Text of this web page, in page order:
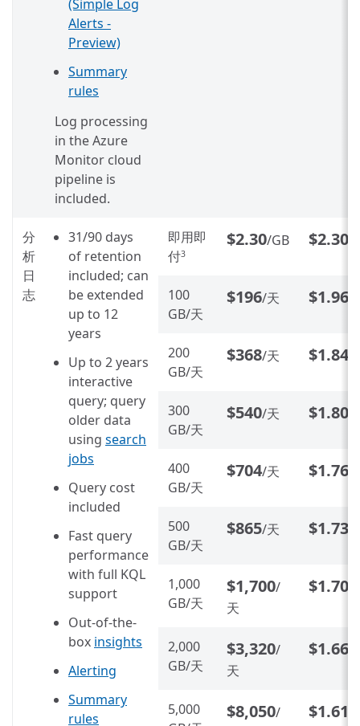
(Simple Log
Alerts -
Preview)
Summary
rules
Log processing
in the Azure
Monitor cloud
pipeline is
included.
分
析
日
志
31/90 days
of retention
included; can
be extended
up to 12
years
Up to 2 years
interactive
query; query
older data
using search
jobs
Query cost
included
Fast query
performance
with full KQL
support
Out-of-the-
box insights
Alerting
Summary
rules
即用即
付3
$2.30/GB $2.30
100
GB/天
$196/天 $1.96
200
GB/天
$368/天 $1.84
300
GB/天
$540/天 $1.80
400
GB/天
$704/天 $1.76
500
GB/天
$865/天 $1.73
1,000
GB/天
$1,700/
天
$1.70
2,000
GB/天
$3,320/
天
$1.66
5,000
$8,050/
$1.61